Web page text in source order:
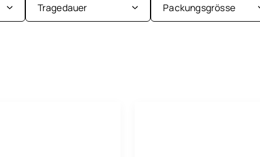
Tragedauer Packungsgrösse